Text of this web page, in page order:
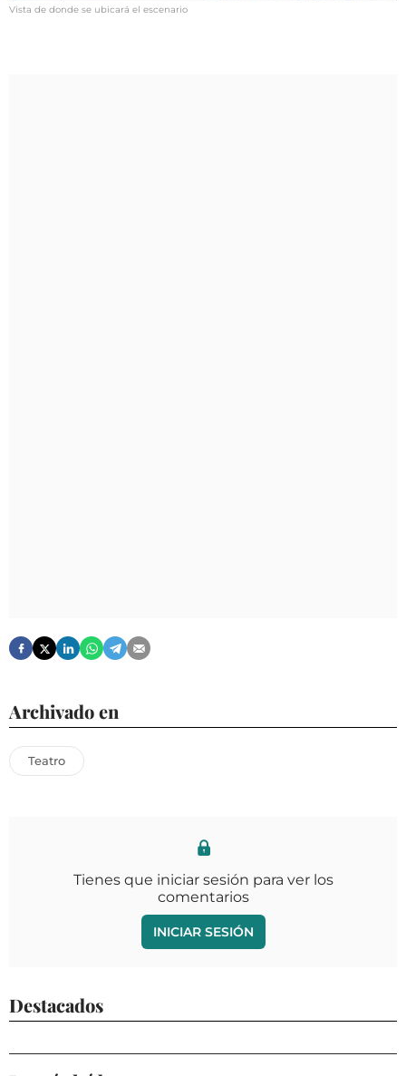
Vista de donde se ubicará el escenario
Archivado en
Teatro
Tienes que iniciar sesión para ver los
comentarios
INICIAR SESIÓN
Destacados